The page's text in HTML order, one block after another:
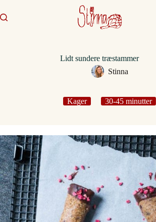
til
indhold
Lidt sundere træstammer
Stinna
Kager 30-45 minutter